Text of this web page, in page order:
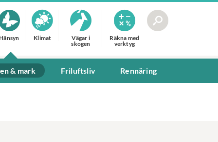
Klimat
Vägar i
skogen
Räkna med
verktyg
& mark Friluftsliv Rennäring